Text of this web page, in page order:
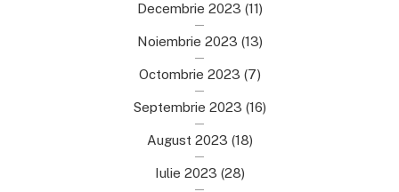
Decembrie 2023 (11)
Noiembrie 2023 (13)
Octombrie 2023 (7)
Septembrie 2023 (16)
August 2023 (18)
Iulie 2023 (28)